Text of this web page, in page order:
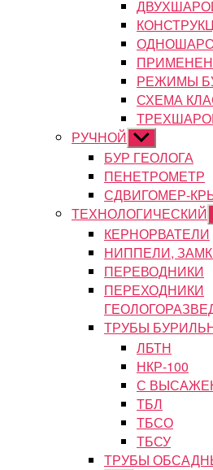
РЕЖИМЫ
СХЕМА
РУЧНОЙ Показывать
подменю
БУР ГЕОЛОГА
ПЕНЕТРОМЕТР
СДВИГОМЕР-
ТЕХНОЛОГИЧЕСКИЙ
КЕРНОРВАТЕЛИ
НИППЕЛИ,
ПЕРЕВОДНИКИ
ПЕРЕХОДНИКИ
ТРУБЫ
ЛБТН
НКР-100
С
ТБЛ
ТБСО
ТБСУ
ТРУБЫ